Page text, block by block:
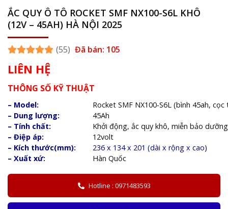
ẮC QUY Ô TÔ ROCKET SMF NX100-S6L KHÔ
(12V – 45AH) HÀ NỘI 2025
(55) Đã bán: 105
LIÊN HỆ
THÔNG SỐ KỸ THUẬT
– Model:
Rocket SMF NX100-S6L (bình 45ah,
– Dung lượng:
45Ah
– Tính chất:
Khởi động, ắc quy khô, miễn bảo
– Điệp áp:
12volt
– Kích thước(mm):
236 x 134 x 201 (dài x rộng x cao)
– Xuất xứ:
Hàn Quốc
Hotline : 0971483593